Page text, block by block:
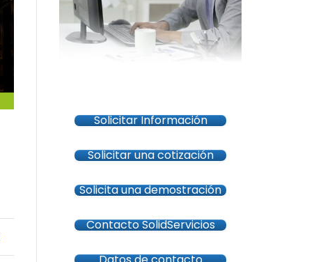
Solicitar Información
Solicitar una cotización
Solicita una demostración
Contacto SolidServicios